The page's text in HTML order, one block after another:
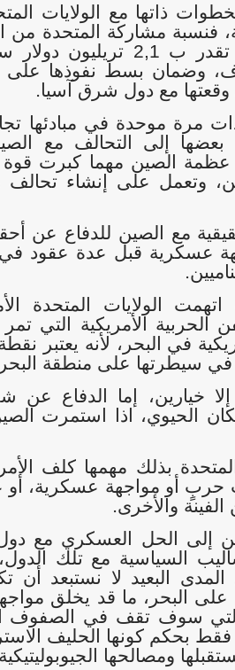
ذاتها مع الولايات
فنسبة مشاركة المتحدة من
خلال بحر الصين الجنوبي
وضمان بسط نفوذها على
وقعتها مع دول شرق آسيا.
مرة موحدة في مبادئها
بعضها إلى التحالف مع
عظمة الصين مهما كبرت
وتعمل على إنشاء
مع الصين للدفاع عن
عسكرية قبل عدة عقود
.
الولايات المتحدة
الحربية الأمريكية التي
في البحر، لأنه يعتبر
سيطرتها على منطقة البحر
خيارين، إما الدفاع عن
الحيوي، اذا استمرت
بذلك مهمها كلف
حربٍ أو مواجهة عسكرية، أو
والأخرى.
إلى الحل العسكري مع
السياسية مع تلك
البعيد لا نستبعد أن
على البحر، ما قد يخلق
التي سوف تقف في الصفوف
بحكم كونها الحليف
ومصالحها